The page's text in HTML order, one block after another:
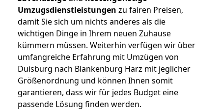
Umzugsdienstleistungen zu fairen Preisen,
damit Sie sich um nichts anderes als die
wichtigen Dinge in Ihrem neuen Zuhause
kümmern müssen. Weiterhin verfügen wir über
umfangreiche Erfahrung mit Umzügen von
Duisburg nach Blankenburg Harz mit jeglicher
Größenordnung und können Ihnen somit
garantieren, dass wir für jedes Budget eine
passende Lösung finden werden.